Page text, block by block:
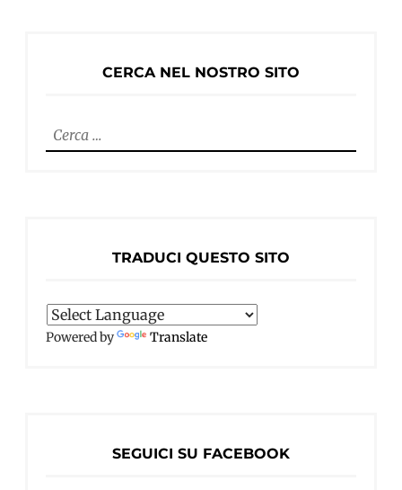
CERCA NEL NOSTRO SITO
Ricerca
per:
TRADUCI QUESTO SITO
Powered by Translate
SEGUICI SU FACEBOOK